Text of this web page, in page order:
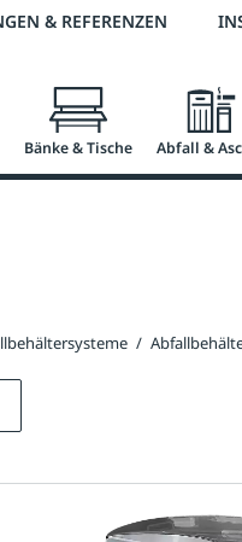
& REFERENZEN
Bänke & Tische Abfall &
/